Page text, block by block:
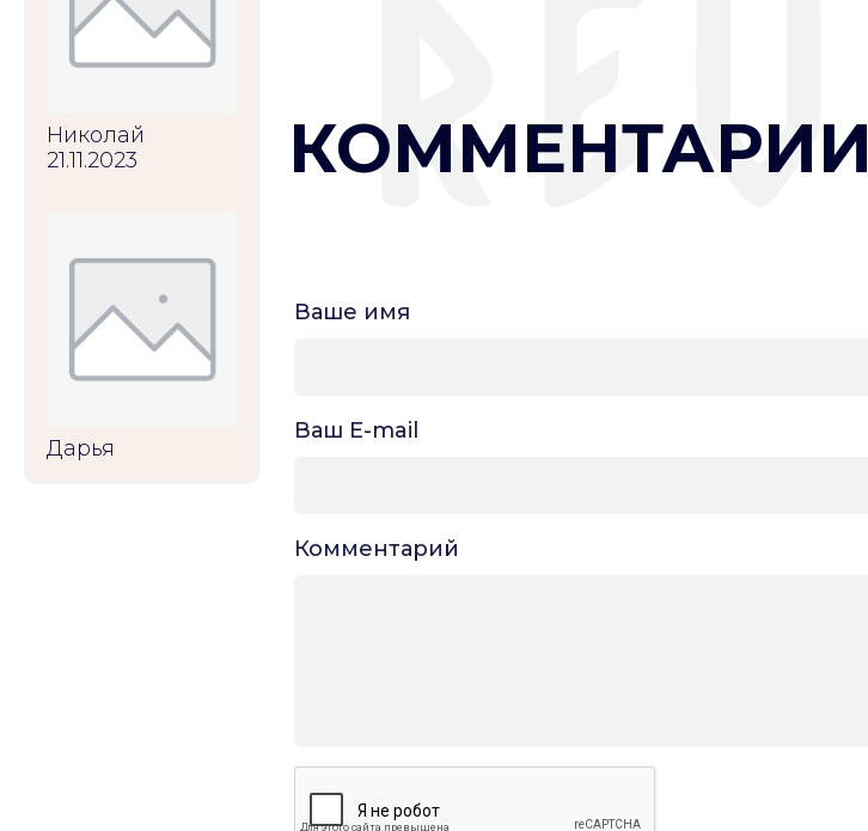
Николай
21.11.2023
Дарья
КОММЕНТАРИИ
Ваше имя
Ваш E-mail
Комментарий